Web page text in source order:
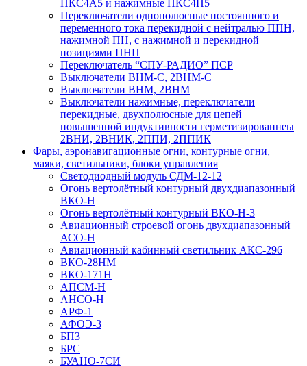
ПКС4А5 и нажимные ПКС4Н5
Переключатели однополюсные постоянного и
переменного тока перекидной с нейтралью ППН,
нажимной ПН, с нажимной и перекидной
позициями ПНП
Переключатель “СПУ-РАДИО” ПСР
Выключатели ВНМ-С, 2ВНМ-С
Выключатели ВНМ, 2ВНМ
Выключатели нажимные, переключатели
перекидные, двухполюсные для цепей
повышенной индуктивности герметизированнеы
2ВНИ, 2ВНИК, 2ППИ, 2ППИК
Фары, аэронавигационные огни, контyрные огни,
маяки, светильники, блоки управления
Светодиодный модуль СДМ-12-12
Огонь вертолётный контурный двухдиапазонный
ВКО-Н
Огонь вертолётный контурный ВКО-Н-3
Авиационный строевой огонь двухдиапазонный
АСО-Н
Авиационный кабинный светильник АКС-296
ВКО-28НМ
ВКО-171Н
АПСМ-Н
АНСО-Н
АРФ-1
АФОЭ-3
БП3
БРС
БУАНО-7СИ